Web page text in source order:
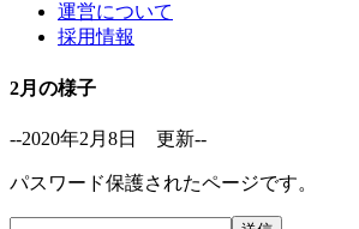
運営について
採用情報
2月の様子
--2020年2月8日 更新--
パスワード保護されたページです。